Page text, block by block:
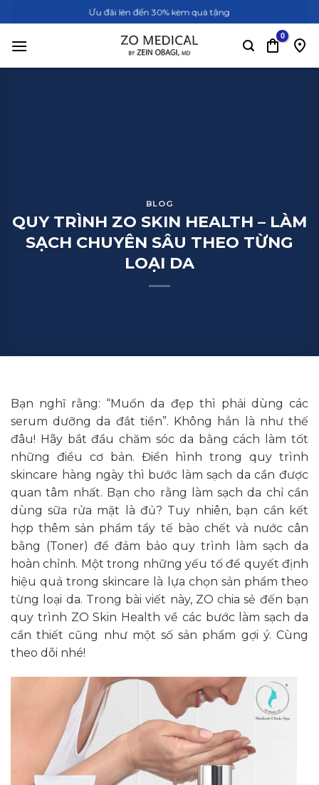
qua
nội
Ưu đãi lên đến 30% kèm quà tặng
BLOG
QUY TRÌNH ZO SKIN HEALTH – LÀM
SẠCH CHUYÊN SÂU THEO TỪNG
LOẠI DA
Bạn nghĩ rằng: “Muốn da đẹp thì phải dùng các
serum dưỡng da đắt tiền”. Không hẳn là như thế
đâu! Hãy bắt đầu chăm sóc da bằng cách làm tốt
những điều cơ bản. Điển hình trong quy trình
skincare hàng ngày thì bước làm sạch da cần được
quan tâm nhất. Bạn cho rằng làm sạch da chỉ cần
dùng sữa rửa mặt là đủ? Tuy nhiên, bạn cần kết
hợp thêm sản phẩm tẩy tế bào chết và nước cân
bằng (Toner) để đảm bảo quy trình làm sạch da
hoàn chỉnh. Một trong những yếu tố để quyết định
hiệu quả trong skincare là lựa chọn sản phẩm theo
từng loại da. Trong bài viết này, ZO chia sẻ đến bạn
quy trình ZO Skin Health về các bước làm sạch da
cần thiết cũng như một số sản phẩm gợi ý. Cùng
theo dõi nhé!